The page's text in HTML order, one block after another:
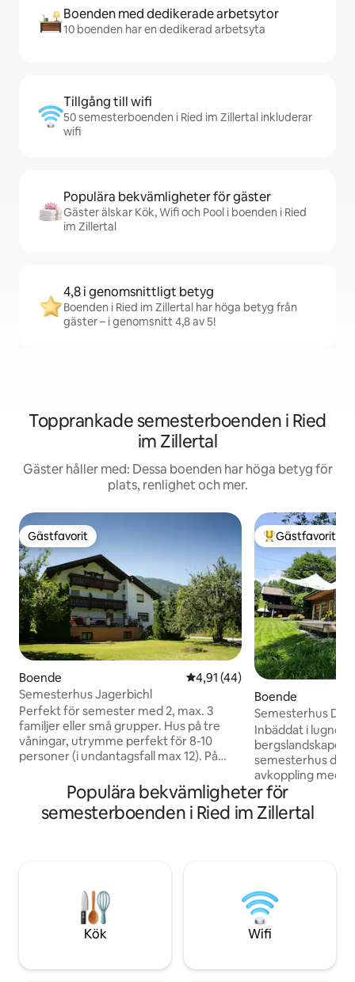
Boenden med dedikerade arbetsytor
10 boenden har en dedikerad arbetsyta
Tillgång till wifi
50 semesterboenden i Ried im Zillertal inkluderar
wifi
Populära bekvämligheter för gäster
Gäster älskar Kök, Wifi och Pool i boenden i Ried
im Zillertal
4,8 i genomsnittligt betyg
Boenden i Ried im Zillertal har höga betyg från
gäster – i genomsnitt 4,8 av 5!
Topprankade semesterboenden i Ried
im Zillertal
Gäster håller med: Dessa boenden har höga betyg för
plats, renlighet och mer.
Gästfavorit
Gästfavorit
Boende 4,91 av 5 i genomsnittligt
4,91 (44)
Semesterhus Jagerbichl
Perfekt för semester med 2, max. 3
familjer eller små grupper. Hus på tre
våningar, utrymme perfekt för 8-10
personer (i undantagsfall max 12). På
vardagsrum med köksblock och ett stort
bord, samt ett extra vardagsrum med
bäddsoffa (kan användas som ett 5:e
Alla rum med tvättmöjlighet (kallt/varmt
Populär
Gästfavorit
Boende
Semesterhus
Inbäddat i lugnet
bergslandskapet
semesterhus dig
avkoppling med
stora glasfront
kan förvänta dig
tre sovrum och
naturälskare, de
familjer ett ställe
Populära bekvämligheter för
semesterboenden i Ried im Zillertal
Kök Wifi